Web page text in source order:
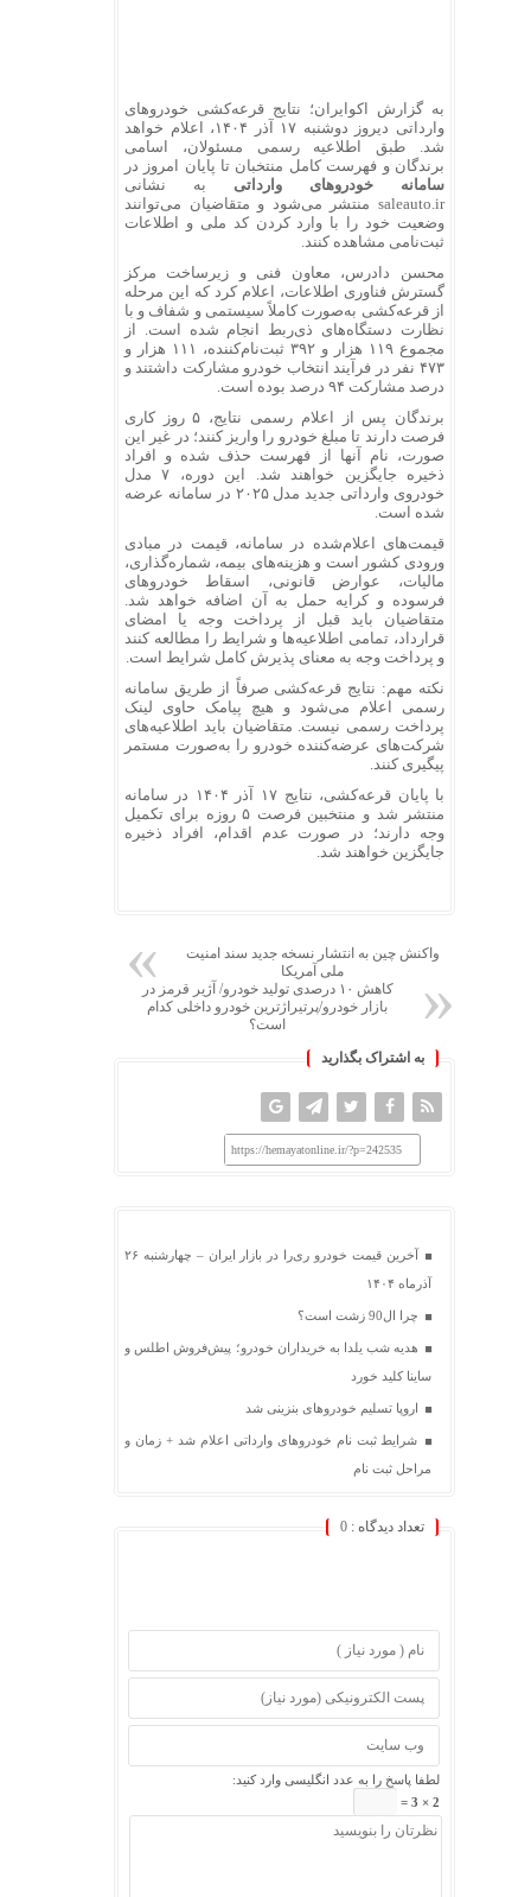
به گزارش اکوایران؛ نتایج قرعه‌کشی خودروهای
وارداتی دیروز دوشنبه ۱۷ آذر ۱۴۰۴، اعلام خواهد
شد. طبق اطلاعیه رسمی مسئولان، اسامی
برندگان و فهرست کامل منتخبان تا پایان امروز در
سامانه خودروهای وارداتی به نشانی
saleauto.ir منتشر می‌شود و متقاضیان می‌توانند
وضعیت خود را با وارد کردن کد ملی و اطلاعات
ثبت‌نامی مشاهده کنند.
محسن دادرس، معاون فنی و زیرساخت مرکز
گسترش فناوری اطلاعات، اعلام کرد که این مرحله
از قرعه‌کشی به‌صورت کاملاً سیستمی و شفاف و با
نظارت دستگاه‌های ذی‌ربط انجام شده است. از
مجموع ۱۱۹ هزار و ۳۹۲ ثبت‌نام‌کننده، ۱۱۱ هزار و
۴۷۳ نفر در فرآیند انتخاب خودرو مشارکت داشتند و
درصد مشارکت ۹۴ درصد بوده است.
برندگان پس از اعلام رسمی نتایج، ۵ روز کاری
فرصت دارند تا مبلغ خودرو را واریز کنند؛ در غیر این
صورت، نام آنها از فهرست حذف شده و افراد
ذخیره جایگزین خواهند شد. این دوره، ۷ مدل
خودروی وارداتی جدید مدل ۲۰۲۵ در سامانه عرضه
شده است.
قیمت‌های اعلام‌شده در سامانه، قیمت در مبادی
ورودی کشور است و هزینه‌های بیمه، شماره‌گذاری،
مالیات، عوارض قانونی، اسقاط خودروهای
فرسوده و کرایه حمل به آن اضافه خواهد شد.
متقاضیان باید قبل از پرداخت وجه یا امضای
قرارداد، تمامی اطلاعیه‌ها و شرایط را مطالعه کنند
و پرداخت وجه به معنای پذیرش کامل شرایط است.
نکته مهم: نتایج قرعه‌کشی صرفاً از طریق سامانه
رسمی اعلام می‌شود و هیچ پیامک حاوی لینک
پرداخت رسمی نیست. متقاضیان باید اطلاعیه‌های
شرکت‌های عرضه‌کننده خودرو را به‌صورت مستمر
پیگیری کنند.
با پایان قرعه‌کشی، نتایج ۱۷ آذر ۱۴۰۴ در سامانه
منتشر شد و منتخبین فرصت ۵ روزه برای تکمیل
وجه دارند؛ در صورت عدم اقدام، افراد ذخیره
جایگزین خواهند شد.
واکنش چین به انتشار نسخه جدید سند امنیت
ملی آمریکا
کاهش ۱۰ درصدی تولید خودرو/ آژیر قرمز در
بازار خودرو/پرتیراژترین خودرو داخلی کدام
است؟
به اشتراک بگذارید
https://hemayatonline.ir/?p=242535
آخرین قیمت خودرو ری‌را در بازار ایران – چهارشنبه ۲۶
آذرماه ۱۴۰۴
چرا ال90 زشت است؟
هدیه شب یلدا به خریداران خودرو؛ پیش‌فروش اطلس و
ساینا کلید خورد
اروپا تسلیم خودروهای بنزینی شد
شرایط ثبت نام خودروهای وارداتی اعلام شد + زمان و
مراحل ثبت نام
تعداد دیدگاه : 0
لطفا پاسخ را به عدد انگلیسی وارد کنید:
2 × 3 =